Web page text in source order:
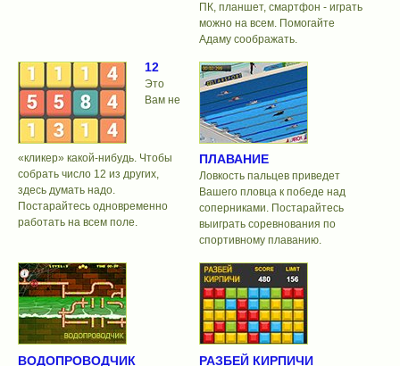
ПК, планшет, смартфон - играть
можно на всем. Помогайте
Адаму соображать.
12
Это
Вам не
«кликер» какой-нибудь. Чтобы
собрать число 12 из других,
здесь думать надо.
Постарайтесь одновременно
работать на всем поле.
ПЛАВАНИЕ
Ловкость пальцев приведет
Вашего пловца к победе над
соперниками. Постарайтесь
выиграть соревнования по
спортивному плаванию.
ВОДОПРОВОДЧИК РАЗБЕЙ КИРПИЧИ